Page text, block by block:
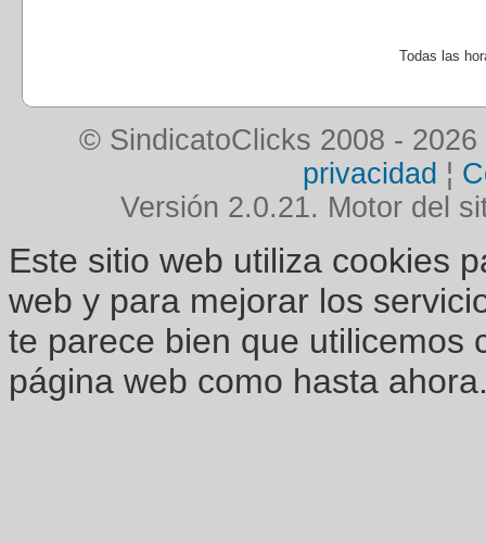
Todas las
© SindicatoClicks 2008 - 2026
privacidad ¦
Versión 2.0.21. Motor del
Este sitio web utiliza cookies
web y para mejorar los
te parece bien que utilicemos
página web como hasta